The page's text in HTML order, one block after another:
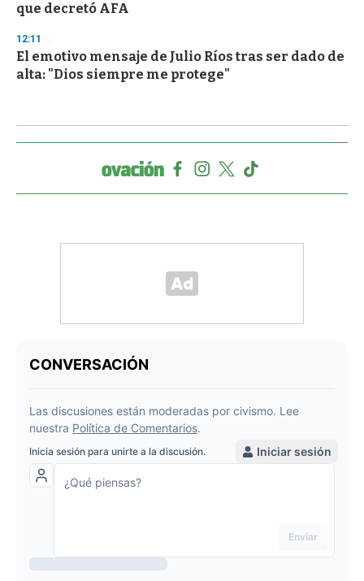
que decretó AFA
12:11
El emotivo mensaje de Julio Ríos tras ser dado de
alta: "Dios siempre me protege"